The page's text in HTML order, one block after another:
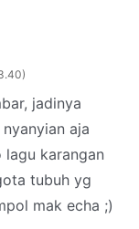
jadinya
aja
karangan
tubuh yg
mak echa ;)